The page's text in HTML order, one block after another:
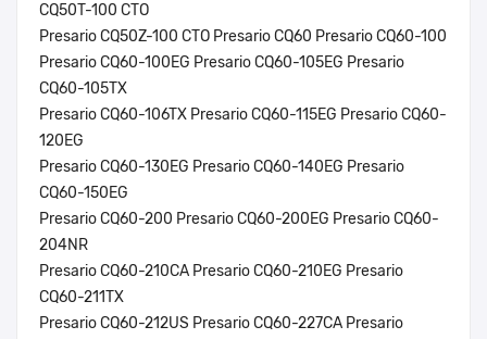
CQ50T-100 CTO
Presario CQ50Z-100 CTO Presario CQ60 Presario CQ60-100
Presario CQ60-100EG Presario CQ60-105EG Presario
CQ60-105TX
Presario CQ60-106TX Presario CQ60-115EG Presario CQ60-
120EG
Presario CQ60-130EG Presario CQ60-140EG Presario
CQ60-150EG
Presario CQ60-200 Presario CQ60-200EG Presario CQ60-
204NR
Presario CQ60-210CA Presario CQ60-210EG Presario
CQ60-211TX
Presario CQ60-212US Presario CQ60-227CA Presario